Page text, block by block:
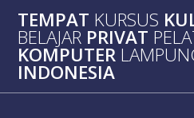
to
TEMPAT KURSUS
BELAJAR PRIVAT
KOMPUTER
INDONESIA